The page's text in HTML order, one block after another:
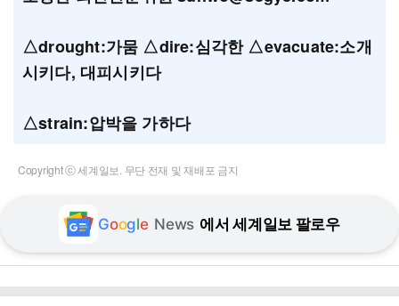
△drought:가뭄 △dire:심각한 △evacuate:소개
시키다, 대피시키다
△strain:압박을 가하다
Copyright ⓒ 세계일보. 무단 전재 및 재배포 금지
Google News 에서 세계일보 팔로우